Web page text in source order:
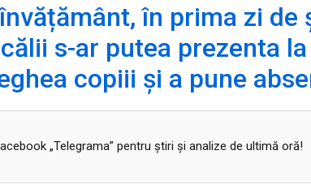
în prima zi de
s-ar putea prezenta
copiii și a pune
„Telegrama” pentru ştiri şi analize de ultimă oră!